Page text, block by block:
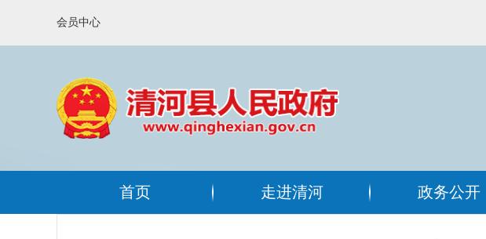
会员中心
首页 走进清河 政务公开